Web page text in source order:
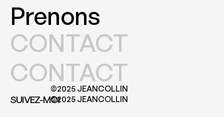
Prenons
CONTACT
CONTACT
©2025 JEANCOLLIN
©2025 JEANCOLLIN
SUIVEZ-MOI